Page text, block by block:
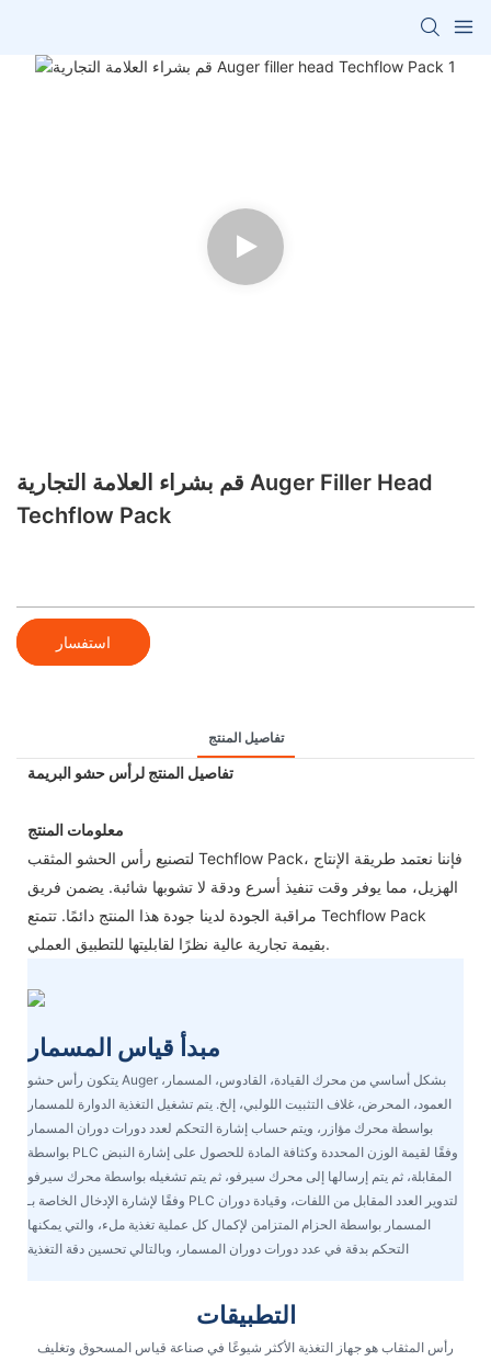
قم بشراء العلامة التجارية Auger Filler Head
Techflow Pack
استفسار
تفاصيل المنتج
تفاصيل المنتج لرأس حشو البريمة
معلومات المنتج
لتصنيع رأس الحشو المثقب Techflow Pack، فإننا نعتمد طريقة الإنتاج
الهزيل، مما يوفر وقت تنفيذ أسرع ودقة لا تشوبها شائبة. يضمن فريق
مراقبة الجودة لدينا جودة هذا المنتج دائمًا. تتمتع Techflow Pack
بقيمة تجارية عالية نظرًا لقابليتها للتطبيق العملي.
مبدأ قياس المسمار
يتكون رأس حشو Auger بشكل أساسي من محرك القيادة، القادوس، المسمار،
العمود، المحرض، غلاف التثبيت اللولبي، إلخ. يتم تشغيل التغذية الدوارة للمسمار
بواسطة محرك مؤازر، ويتم حساب إشارة التحكم لعدد دورات دوران المسمار
بواسطة PLC وفقًا لقيمة الوزن المحددة وكثافة المادة للحصول على إشارة النبض
المقابلة، ثم يتم إرسالها إلى محرك سيرفو، ثم يتم تشغيله بواسطة محرك سيرفو
وفقًا لإشارة الإدخال الخاصة بـ PLC لتدوير العدد المقابل من اللفات، وقيادة دوران
المسمار بواسطة الحزام المتزامن لإكمال كل عملية تغذية ملء، والتي يمكنها
التطبيقات
رأس المثقاب هو جهاز التغذية الأكثر شيوعًا في صناعة قياس المسحوق وتغليف